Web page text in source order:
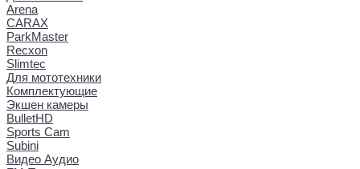
Arena
CARAX
ParkMaster
Recxon
Slimtec
Для мототехники
Комплектующие
Экшен камеры
BulletHD
Sports Cam
Subini
Видео Аудио